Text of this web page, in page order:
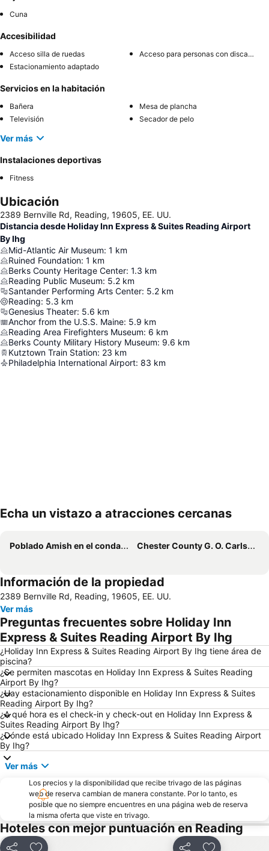
Cuna
Accesibilidad
Acceso silla de ruedas
Acceso para personas con discapacidad
Estacionamiento adaptado
Servicios en la habitación
Bañera
Mesa de plancha
Televisión
Secador de pelo
Ver más
Instalaciones deportivas
Fitness
Ubicación
2389 Bernville Rd, Reading, 19605, EE. UU.
Distancia desde Holiday Inn Express & Suites Reading Airport
By Ihg
Mid-Atlantic Air Museum: 1 km
Ruined Foundation: 1 km
Berks County Heritage Center: 1.3 km
Reading Public Museum: 5.2 km
Santander Performing Arts Center: 5.2 km
Reading: 5.3 km
Genesius Theater: 5.6 km
Anchor from the U.S.S. Maine: 5.9 km
Reading Area Firefighters Museum: 6 km
Berks County Military History Museum: 9.6 km
Kutztown Train Station: 23 km
Philadelphia International Airport: 83 km
Echa un vistazo a atracciones cercanas
Poblado Amish en el condado de Lancaster Chester County G. O. Carlson Airport
Información de la propiedad
2389 Bernville Rd, Reading, 19605, EE. UU.
Ver más
Preguntas frecuentes sobre Holiday Inn
Express & Suites Reading Airport By Ihg
¿Holiday Inn Express & Suites Reading Airport By Ihg tiene área de
piscina?
¿Se permiten mascotas en Holiday Inn Express & Suites Reading
Airport By Ihg?
¿Hay estacionamiento disponible en Holiday Inn Express & Suites
Reading Airport By Ihg?
¿A qué hora es el check-in y check-out en Holiday Inn Express &
Suites Reading Airport By Ihg?
¿Dónde está ubicado Holiday Inn Express & Suites Reading Airport
By Ihg?
Ver más
Los precios y la disponibilidad que recibe trivago de las páginas
web de reserva cambian de manera constante. Por lo tanto, es
posible que no siempre encuentres en una página web de reserva
la misma oferta que viste en trivago.
Hoteles con mejor puntuación en Reading